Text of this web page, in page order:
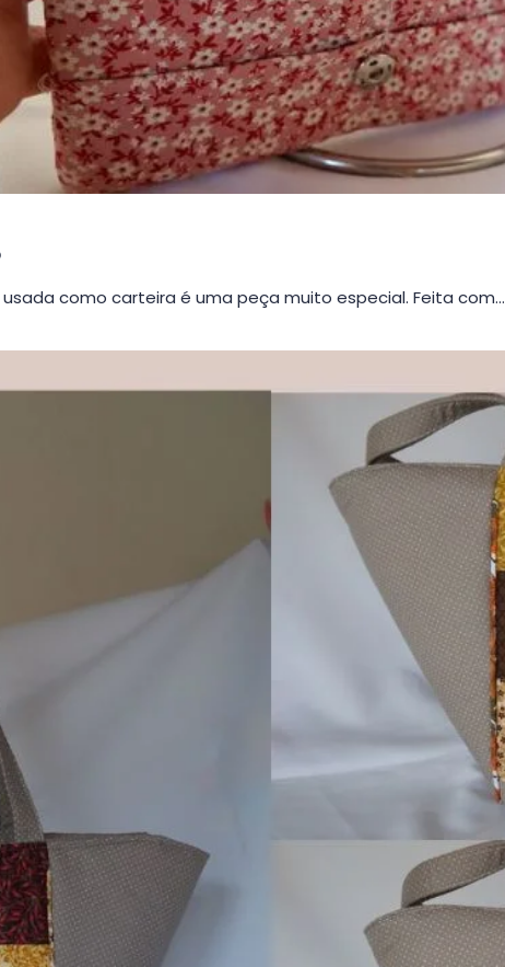
como carteira é uma peça muito especial. Feita com…